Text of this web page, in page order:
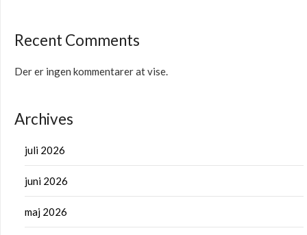
Recent Comments
Der er ingen kommentarer at vise.
Archives
juli 2026
juni 2026
maj 2026